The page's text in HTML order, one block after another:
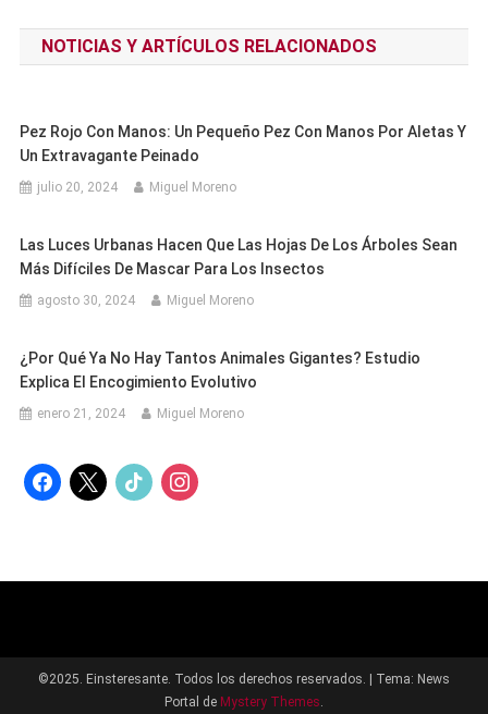
de
entradas
NOTICIAS Y ARTÍCULOS RELACIONADOS
Pez Rojo Con Manos: Un Pequeño Pez Con Manos Por Aletas Y
Un Extravagante Peinado
julio 20, 2024 Miguel Moreno
Las Luces Urbanas Hacen Que Las Hojas De Los Árboles Sean
Más Difíciles De Mascar Para Los Insectos
agosto 30, 2024 Miguel Moreno
¿Por Qué Ya No Hay Tantos Animales Gigantes? Estudio
Explica El Encogimiento Evolutivo
enero 21, 2024 Miguel Moreno
facebook
x tiktok instagram
©2025. Einsteresante. Todos los derechos reservados.
Tema: News
Portal de Mystery Themes.